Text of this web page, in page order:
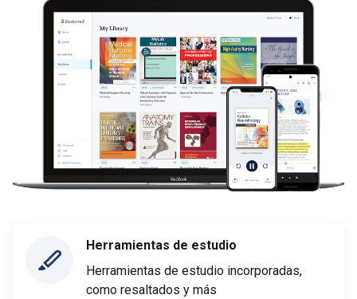
Herramientas de estudio
Herramientas de estudio incorporadas,
como resaltados y más